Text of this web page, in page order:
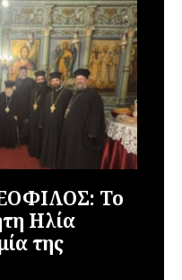
Το
Ηλία
της